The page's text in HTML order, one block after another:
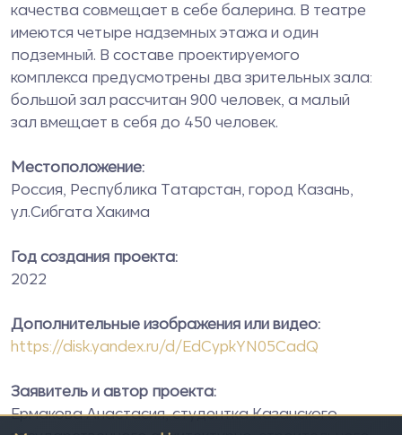
качества совмещает в себе балерина. В театре
имеются четыре надземных этажа и один
подземный. В составе проектируемого
комплекса предусмотрены два зрительных зала:
большой зал рассчитан 900 человек, а малый
зал вмещает в себя до 450 человек.
Местоположение:
Россия, Республика Татарстан, город Казань,
ул.Сибгата Хакима
Год создания проекта:
2022
Дополнительные изображения или видео:
https://disk.yandex.ru/d/EdCypkYN05CadQ
Заявитель и автор проекта:
Ермакова Анастасия, студентка Казанского